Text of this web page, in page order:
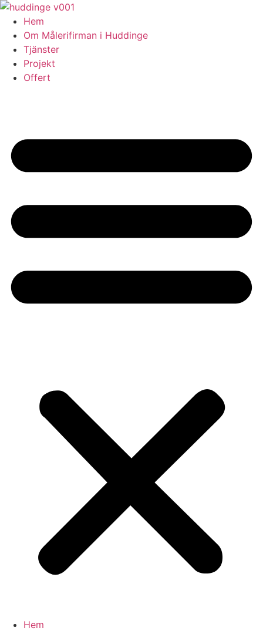
Skip
content
Hem
Om Målerifirman i Huddinge
Tjänster
Projekt
Offert
Hem